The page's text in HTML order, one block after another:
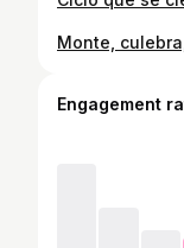
Engagement